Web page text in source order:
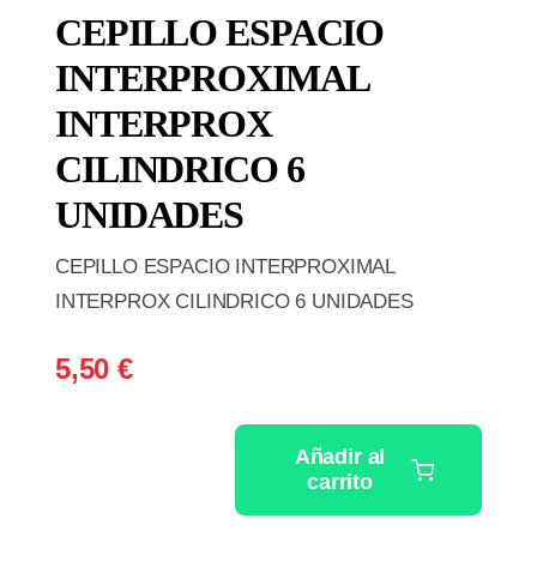
CEPILLO ESPACIO
INTERPROXIMAL
INTERPROX
CILINDRICO 6
UNIDADES
CEPILLO ESPACIO INTERPROXIMAL
INTERPROX CILINDRICO 6 UNIDADES
5,50 €
Añadir al
carrito